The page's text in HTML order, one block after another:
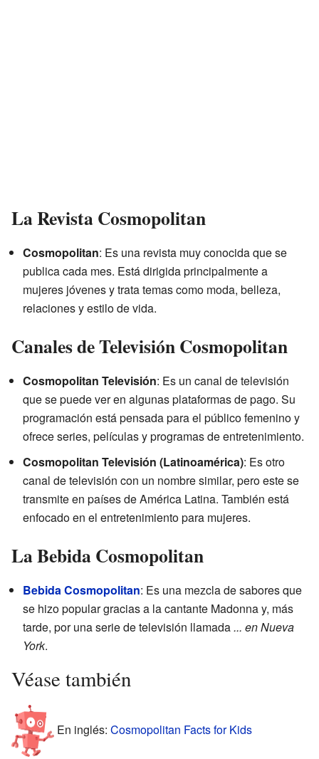
La Revista Cosmopolitan
Cosmopolitan: Es una revista muy conocida que se
publica cada mes. Está dirigida principalmente a
mujeres jóvenes y trata temas como moda, belleza,
relaciones y estilo de vida.
Canales de Televisión Cosmopolitan
Cosmopolitan Televisión: Es un canal de televisión
que se puede ver en algunas plataformas de pago. Su
programación está pensada para el público femenino y
ofrece series, películas y programas de entretenimiento.
Cosmopolitan Televisión (Latinoamérica): Es otro
canal de televisión con un nombre similar, pero este se
transmite en países de América Latina. También está
enfocado en el entretenimiento para mujeres.
La Bebida Cosmopolitan
Bebida Cosmopolitan: Es una mezcla de sabores que
se hizo popular gracias a la cantante Madonna y, más
tarde, por una serie de televisión llamada... en Nueva
York.
Véase también
En inglés: Cosmopolitan Facts for Kids